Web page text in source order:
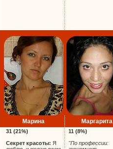
Марина Маргарита
31 (21%)
Секрет красоты: Я
11 (8%)
"По профессии: